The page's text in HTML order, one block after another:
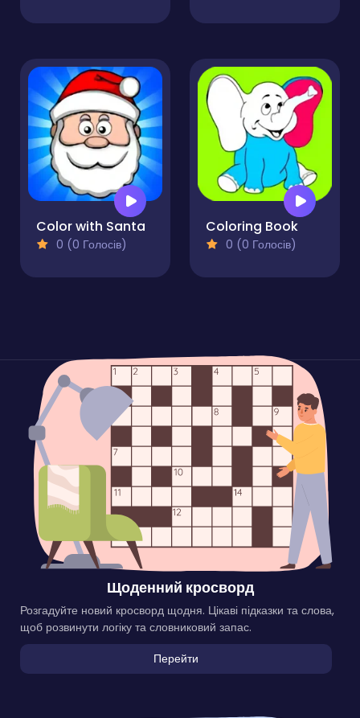
Color with Santa
0 (0 Голосів)
Coloring Book
0 (0 Голосів)
Щоденний кросворд
Розгадуйте новий кросворд щодня. Цікаві підказки та слова,
щоб розвинути логіку та словниковий запас.
Перейти